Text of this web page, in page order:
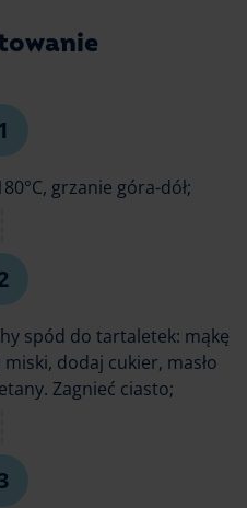
grzanie góra-dół;
spód do tartaletek: mąkę
dodaj cukier, masło
Zagnieć ciasto;